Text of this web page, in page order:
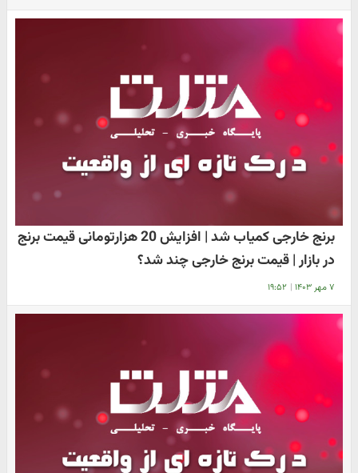
برنج خارجی کمیاب شد | افزایش 20 هزارتومانی قیمت برنج
در بازار | قیمت برنج خارجی چند شد؟
۷ مهر ۱۴۰۳ | ۱۹:۵۲